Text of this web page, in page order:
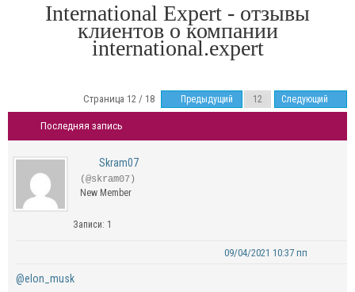
International Expert - отзывы
клиентов о компании
international.expert
Страница 12 / 18 Предыдущий Следующий
Последняя запись
Skram07
(@skram07)
New Member
Записи: 1
09/04/2021 10:37 пп
@elon_musk